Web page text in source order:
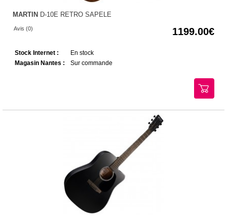
MARTIN D-10E RETRO SAPELE
Avis (0) 1199.00
Stock Internet :
En stock
Magasin Nantes :
Sur commande